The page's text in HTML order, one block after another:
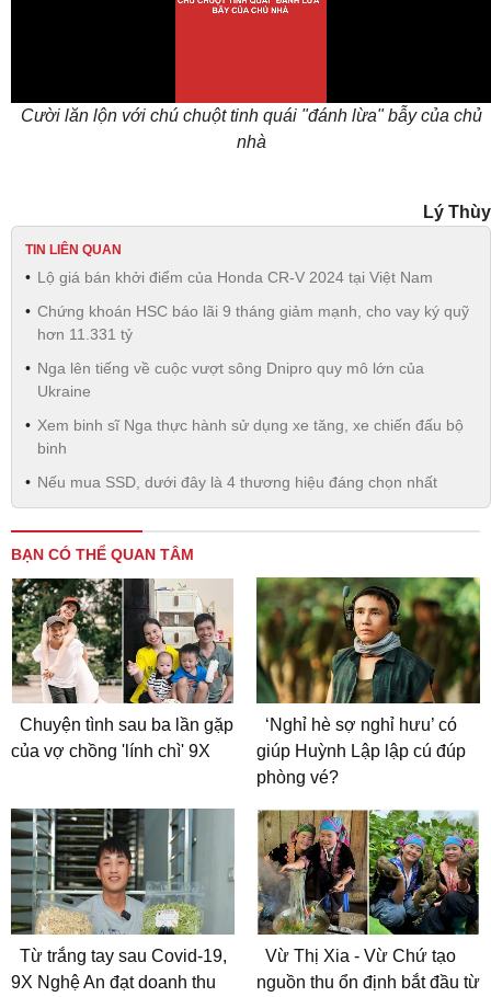
Cười lăn lộn với chú chuột tinh quái "đánh lừa" bẫy của chủ
nhà
Lý Thùy
TIN LIÊN QUAN
Lộ giá bán khởi điểm của Honda CR-V 2024 tại Việt Nam
Chứng khoán HSC báo lãi 9 tháng giảm mạnh, cho vay ký quỹ
hơn 11.331 tỷ
Nga lên tiếng về cuộc vượt sông Dnipro quy mô lớn của
Ukraine
Xem binh sĩ Nga thực hành sử dụng xe tăng, xe chiến đấu bộ
binh
Nếu mua SSD, dưới đây là 4 thương hiệu đáng chọn nhất
BẠN CÓ THỂ QUAN TÂM
Chuyện tình sau ba lần gặp
của vợ chồng 'lính chì' 9X
‘Nghỉ hè sợ nghỉ hưu’ có
giúp Huỳnh Lập lập cú đúp
phòng vé?
Từ trắng tay sau Covid-19,
9X Nghệ An đạt doanh thu
Vừ Thị Xia - Vừ Chứ tạo
nguồn thu ổn định bắt đầu từ